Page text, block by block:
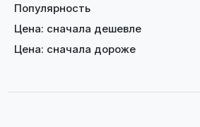
Популярность
Цена: сначала дешевле
Цена: сначала дороже